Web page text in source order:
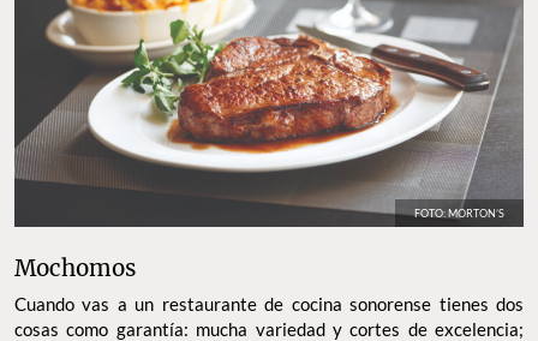
FOTO: MORTON’S
Mochomos
Cuando vas a un restaurante de cocina sonorense tienes dos
cosas como garantía: mucha variedad y cortes de excelencia;